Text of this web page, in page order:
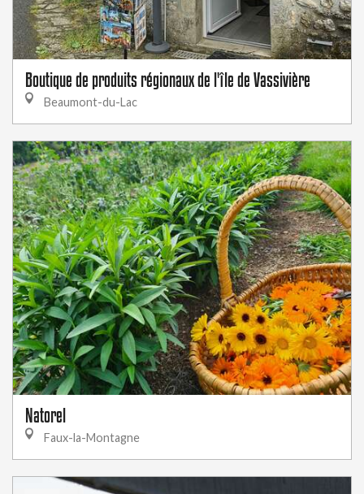
Boutique de produits régionaux de l'île de Vassivière
Beaumont-du-Lac
Natorel
Faux-la-Montagne